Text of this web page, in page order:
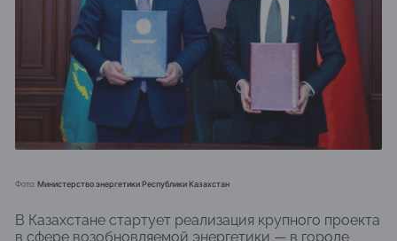
Фото: Министерство энергетики Республики Казахстан
В Казахстане стартует реализация крупного проекта
в сфере возобновляемой энергетики — в городе